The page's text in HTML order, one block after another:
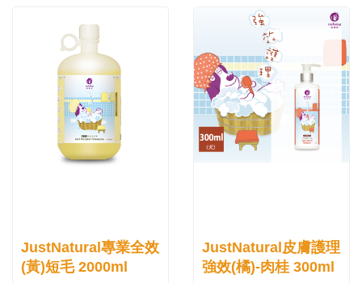
JustNatural專業全效
(黃)短毛 2000ml
JustNatural皮膚護理
強效(橘)-肉桂 300ml